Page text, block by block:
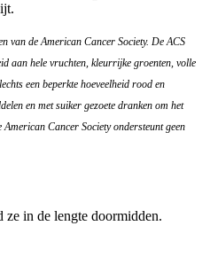
van de American Cancer Society. De ACS
aan hele vruchten, kleurrijke groenten, volle
een beperkte hoeveelheid rood en
en met suiker gezoete dranken om het
Cancer Society ondersteunt geen
ze in de lengte doormidden.